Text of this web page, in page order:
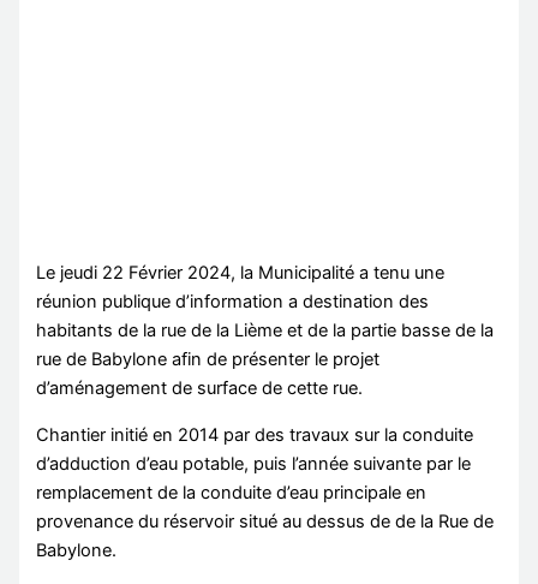
Le jeudi 22 Février 2024, la Municipalité a tenu une
réunion publique d’information a destination des
habitants de la rue de la Lième et de la partie basse de la
rue de Babylone afin de présenter le projet
d’aménagement de surface de cette rue.
Chantier initié en 2014 par des travaux sur la conduite
d’adduction d’eau potable, puis l’année suivante par le
remplacement de la conduite d’eau principale en
provenance du réservoir situé au dessus de de la Rue de
Babylone.